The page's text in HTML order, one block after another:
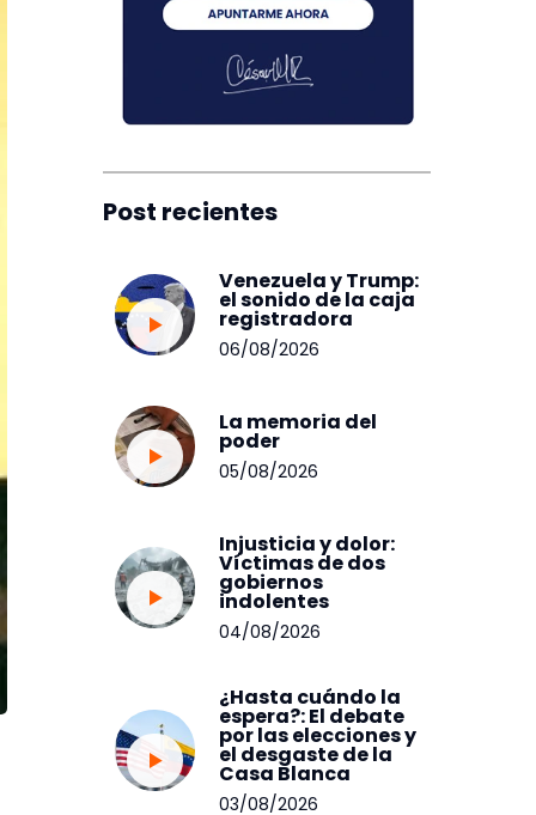
Post recientes
Venezuela y Trump:
el sonido de la caja
registradora
06/08/2026
La memoria del
poder
05/08/2026
Injusticia y dolor:
Víctimas de dos
gobiernos
indolentes
04/08/2026
¿Hasta cuándo la
espera?: El debate
por las elecciones y
el desgaste de la
Casa Blanca
03/08/2026